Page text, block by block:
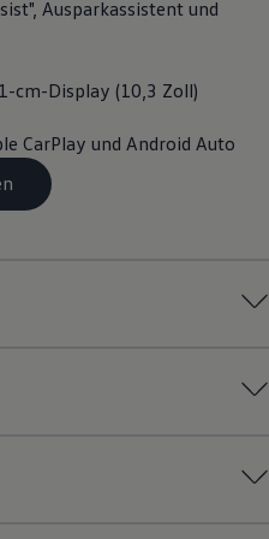
Ausparkassistent und
cm-Display (10,3 Zoll)
CarPlay und Android Auto